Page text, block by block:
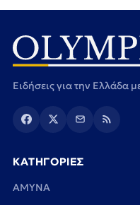
Ειδήσεις για την Ελλάδα
ΚΑΤΗΓΟΡΙΕΣ
ΑΜΥΝΑ